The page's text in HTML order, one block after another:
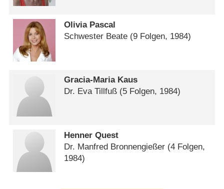
Olivia Pascal
Schwester Beate (9 Folgen, 1984)
Gracia-Maria Kaus
Dr. Eva Tillfuß (5 Folgen, 1984)
Henner Quest
Dr. Manfred Bronnengießer (4 Folgen,
1984)